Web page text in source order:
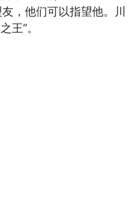
，他们可以指望他。川
王”。